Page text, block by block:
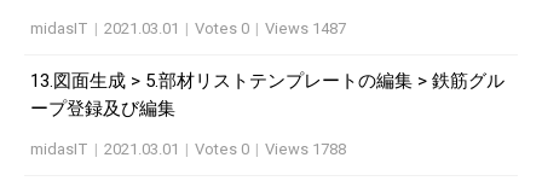
midasIT | 2021.03.01 | Votes 0 | Views 1487
13.図面生成 > 5.部材リストテンプレートの編集 > 鉄筋グル
ープ登録及び編集
midasIT | 2021.03.01 | Votes 0 | Views 1788